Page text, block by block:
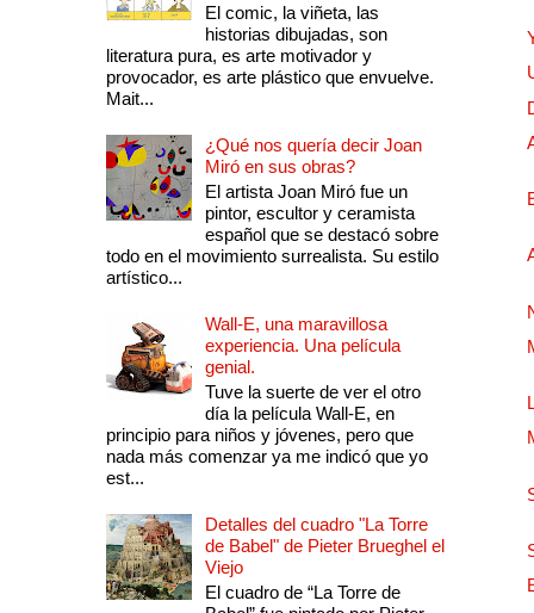
El comic, la viñeta, las
historias dibujadas, son
literatura pura, es arte motivador y
provocador, es arte plástico que envuelve.
Mait...
¿Qué nos quería decir Joan
Miró en sus obras?
El artista Joan Miró fue un
pintor, escultor y ceramista
español que se destacó sobre
todo en el movimiento surrealista. Su estilo
artístico...
Wall-E, una maravillosa
experiencia. Una película
genial.
Tuve la suerte de ver el otro
día la película Wall-E, en
principio para niños y jóvenes, pero que
nada más comenzar ya me indicó que yo
est...
Detalles del cuadro "La Torre
de Babel" de Pieter Brueghel el
Viejo
El cuadro de “La Torre de